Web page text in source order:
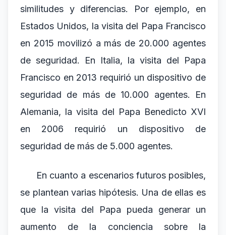
similitudes y diferencias. Por ejemplo, en
Estados Unidos, la visita del Papa Francisco
en 2015 movilizó a más de 20.000 agentes
de seguridad. En Italia, la visita del Papa
Francisco en 2013 requirió un dispositivo de
seguridad de más de 10.000 agentes. En
Alemania, la visita del Papa Benedicto XVI
en 2006 requirió un dispositivo de
seguridad de más de 5.000 agentes.
En cuanto a escenarios futuros posibles,
se plantean varias hipótesis. Una de ellas es
que la visita del Papa pueda generar un
aumento de la conciencia sobre la